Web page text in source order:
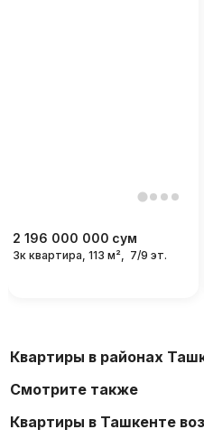
2 196 000 000 сум
3к квартира, 113 м², 7/9 эт.
Квартиры в районах
Смотрите также
Квартиры в Ташкенте